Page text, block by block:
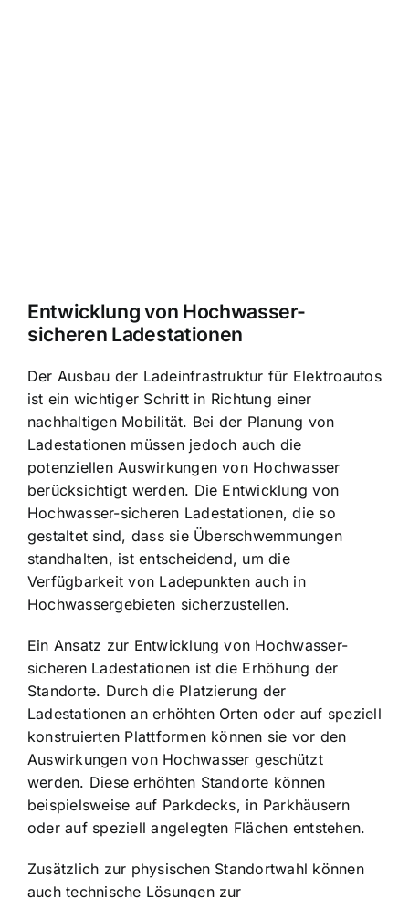
Entwicklung von Hochwasser-
sicheren Ladestationen
Der Ausbau der Ladeinfrastruktur für Elektroautos
ist ein wichtiger Schritt in Richtung einer
nachhaltigen Mobilität. Bei der Planung von
Ladestationen müssen jedoch auch die
potenziellen Auswirkungen von Hochwasser
berücksichtigt werden. Die Entwicklung von
Hochwasser-sicheren Ladestationen, die so
gestaltet sind, dass sie Überschwemmungen
standhalten, ist entscheidend, um die
Verfügbarkeit von Ladepunkten auch in
Hochwassergebieten sicherzustellen.
Ein Ansatz zur Entwicklung von Hochwasser-
sicheren Ladestationen ist die Erhöhung der
Standorte. Durch die Platzierung der
Ladestationen an erhöhten Orten oder auf speziell
konstruierten Plattformen können sie vor den
Auswirkungen von Hochwasser geschützt
werden. Diese erhöhten Standorte können
beispielsweise auf Parkdecks, in Parkhäusern
oder auf speziell angelegten Flächen entstehen.
Zusätzlich zur physischen Standortwahl können
auch technische Lösungen zur